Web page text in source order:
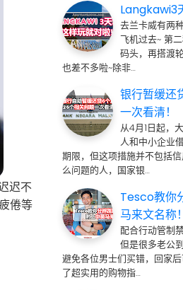
迟不
倦等
Langkawi3
去兰卡威有两
飞机过去~ 第
码头，再搭渡
也差不多啦~除非…
银行暂缓还
一次看清！
从4月1日起，
人和中小企业
期限，但这项措施并不包括
么问题的人，国家银…
Tesco教你
马来文名称！
配合行动管制
但是很多老公
避免各位男士们买错，回家
了超实用的购物指…